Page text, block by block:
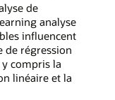
de
analyse
influencent
de régression
compris la
linéaire et la